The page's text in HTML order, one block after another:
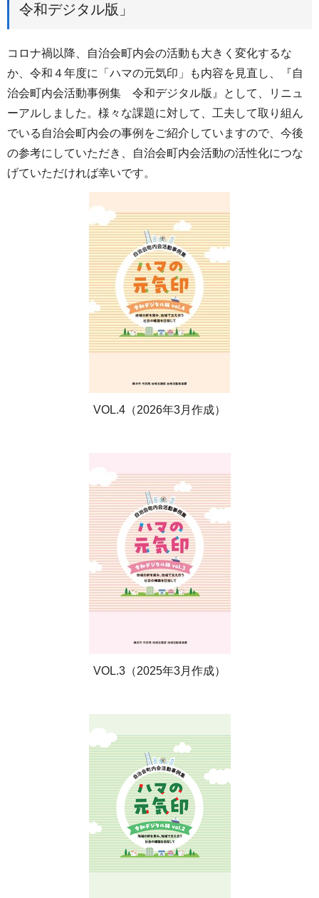
令和デジタル版」
コロナ禍以降、自治会町内会の活動も大きく変化するな
か、令和４年度に「ハマの元気印」も内容を見直し、『自
治会町内会活動事例集 令和デジタル版』として、リニュ
ーアルしました。様々な課題に対して、工夫して取り組ん
でいる自治会町内会の事例をご紹介していますので、今後
の参考にしていただき、自治会町内会活動の活性化につな
げていただければ幸いです。
VOL.4（2026年3月作成）
VOL.3（2025年3月作成）